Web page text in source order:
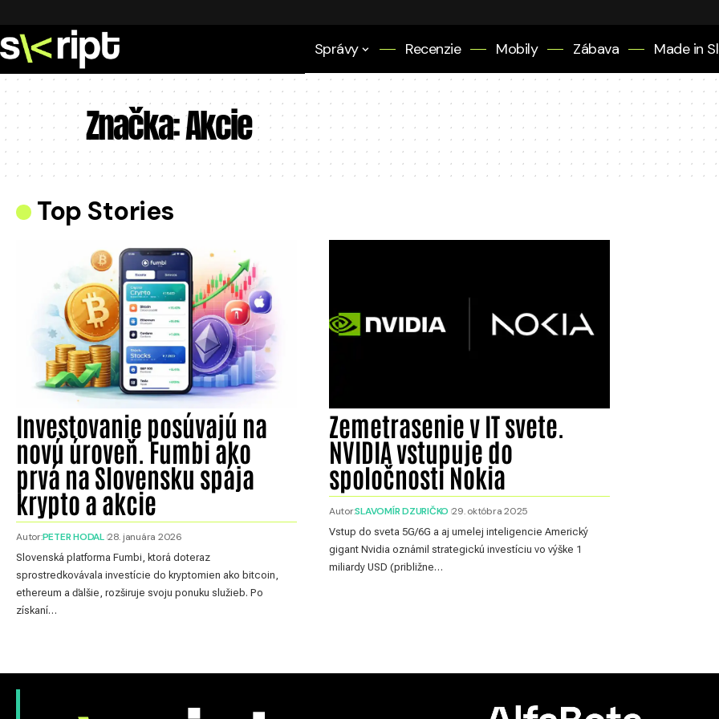
Správy Recenzie Mobily Zábava Made in
Značka:Akcie
Top Stories
Investovanie posúvajú na
novú úroveň. Fumbi ako
prvá na Slovensku spája
krypto a akcie
Autor:PETER HODAL 28. januára 2026
Slovenská platforma Fumbi, ktorá doteraz
sprostredkovávala investície do kryptomien ako bitcoin,
ethereum a ďalšie, rozširuje svoju ponuku služieb. Po
získaní…
Zemetrasenie v IT svete.
NVIDIA vstupuje do
spoločnosti Nokia
Autor:SLAVOMÍR DZURIČKO 29. októbra 2025
Vstup do sveta 5G/6G a aj umelej inteligencie Americký
gigant Nvidia oznámil strategickú investíciu vo výške 1
miliardy USD (približne…